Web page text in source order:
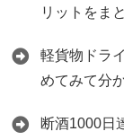
リットをま
軽貨物ドラ
めてみて分
断酒1000日